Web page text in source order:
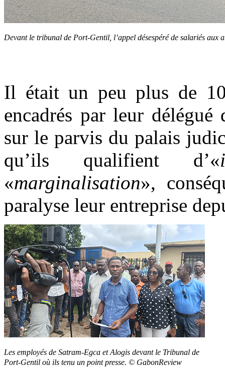
Devant le tribunal de Port-Gentil, l’appel désespéré de salariés aux
Il était un peu plus de
encadrés par leur délégué
sur le parvis du palais
qu’ils qualifient d’«
«marginalisation»,
paralyse leur entreprise
Les employés de Satram-Egca et Alogis devant le Tribunal de
Port-Gentil où ils tenu un point presse. © GabonReview